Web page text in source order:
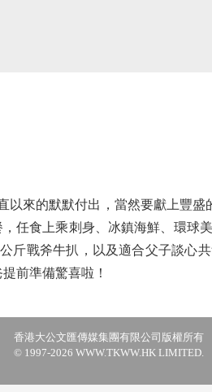
的默默付出，當然要獻上豐盛
，任食上乘刺身、冰鎮海鮮、環
斤戰斧牛扒，以及適合父子談心
前準備驚喜啦！
香港大公文匯傳媒集團有限公司版權所有
© 1997-2026 WWW.TKWW.HK LIMITED.